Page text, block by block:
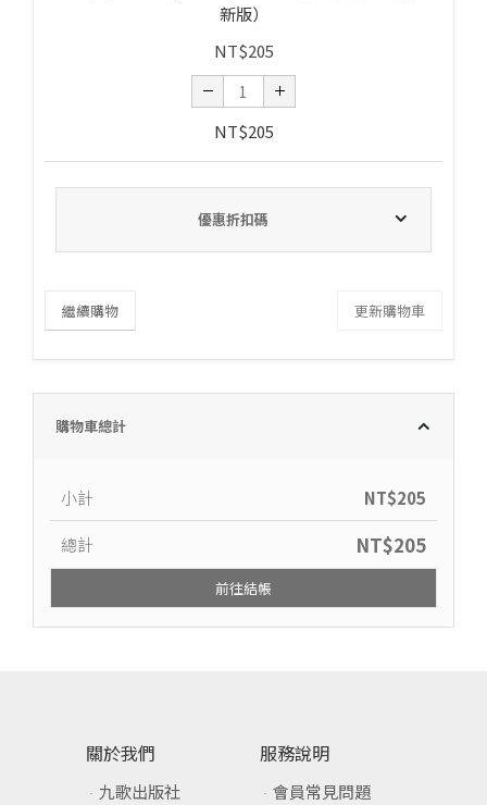
新版）
NT$205
NT$205
優惠折扣碼
繼續購物 更新購物車
購物車總計
小計 NT$205
總計 NT$205
前往結帳
關於我們
九歌出版社
服務說明
會員常見問題